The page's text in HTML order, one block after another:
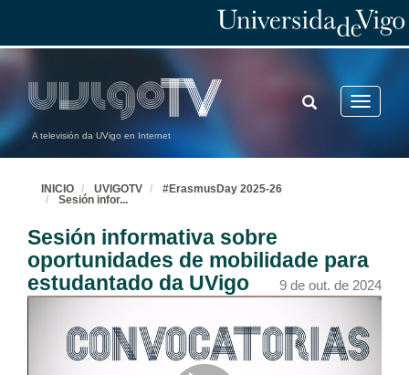
A televisión da UVigo en Internet
Toggle
TOGGLE
SEARCH
INICIO UVIGOTV
#ErasmusDay 2025-26
Sesión infor...
Sesión informativa sobre
oportunidades de mobilidade para
estudantado da UVigo
9 de out. de 2024